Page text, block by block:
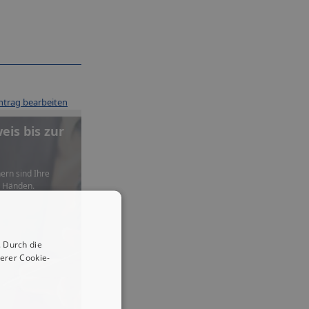
bearbeiten
bis zur
sind Ihre
die
Cookie-